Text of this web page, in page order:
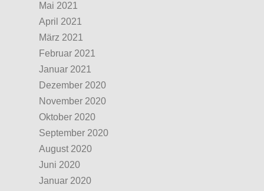
Mai 2021
April 2021
März 2021
Februar 2021
Januar 2021
Dezember 2020
November 2020
Oktober 2020
September 2020
August 2020
Juni 2020
Januar 2020